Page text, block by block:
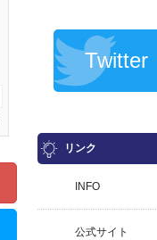
Twitter
リンク
INFO
公式サイト